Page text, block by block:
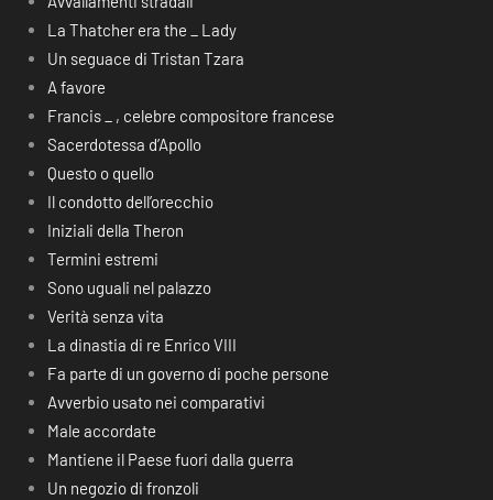
La Thatcher era the _ Lady
Un seguace di Tristan Tzara
A favore
Francis _ , celebre compositore francese
Sacerdotessa d’Apollo
Questo o quello
Il condotto dell’orecchio
Iniziali della Theron
Termini estremi
Sono uguali nel palazzo
Verità senza vita
La dinastia di re Enrico VIII
Fa parte di un governo di poche persone
Avverbio usato nei comparativi
Male accordate
Mantiene il Paese fuori dalla guerra
Un negozio di fronzoli